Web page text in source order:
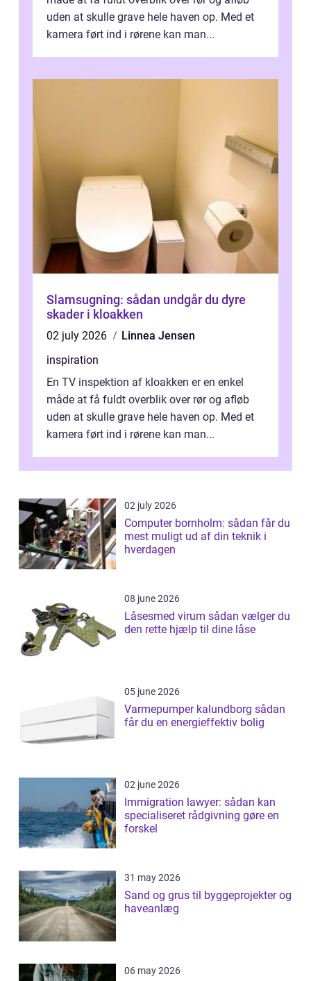
uden at skulle grave hele haven op. Med et
kamera ført ind i rørene kan man...
Slamsugning: sådan undgår du dyre
skader i kloakken
02 july 2026
Linnea Jensen
inspiration
En TV inspektion af kloakken er en enkel
måde at få fuldt overblik over rør og afløb
uden at skulle grave hele haven op. Med et
kamera ført ind i rørene kan man...
02 july 2026
Computer bornholm: sådan får du
mest muligt ud af din teknik i
hverdagen
08 june 2026
Låsesmed virum sådan vælger du
den rette hjælp til dine låse
05 june 2026
Varmepumper kalundborg sådan
får du en energieffektiv bolig
02 june 2026
Immigration lawyer: sådan kan
specialiseret rådgivning gøre en
forskel
31 may 2026
Sand og grus til byggeprojekter og
haveanlæg
06 may 2026